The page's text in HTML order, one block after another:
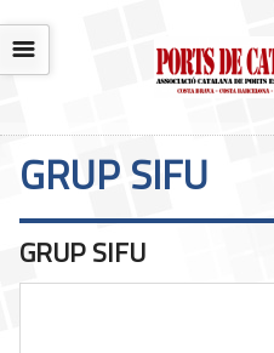
☰
GRUP SIFU
GRUP SIFU